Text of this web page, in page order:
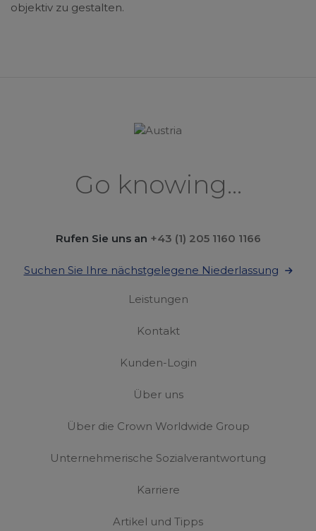
objektiv zu gestalten.
Go knowing...
Rufen Sie uns an +43 (1) 205 1160 1166
Suchen Sie Ihre nächstgelegene Niederlassung
Leistungen
Kontakt
Kunden-Login
Über uns
Über die Crown Worldwide Group
Unternehmerische Sozialverantwortung
Karriere
Artikel und Tipps